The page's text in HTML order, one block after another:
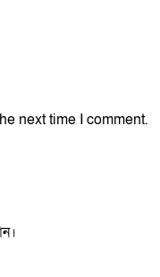
next time I comment.